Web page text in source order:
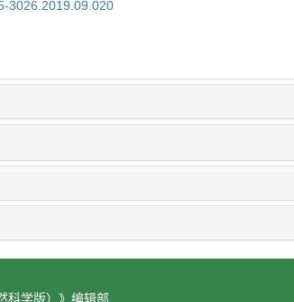
3026.2019.09.020
科学版）》编辑部